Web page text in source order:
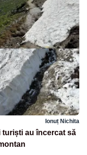
Ionuț Nichita
au încercat să